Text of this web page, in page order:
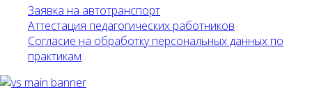
Заявка на автотранспорт
Аттестация педагогических работников
Согласие на обработку персональных данных по
практикам